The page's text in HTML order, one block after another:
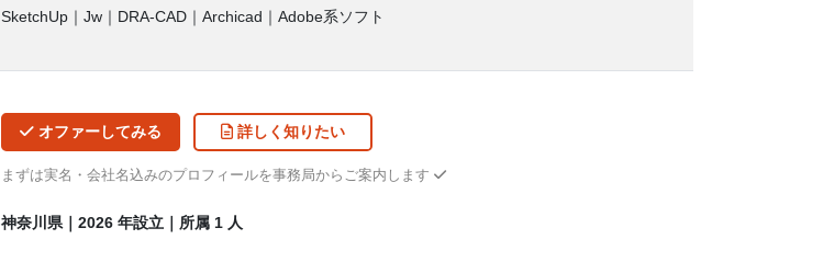
SketchUp｜Jw｜DRA-CAD｜Archicad｜Adobe系ソフト
オファーしてみる 詳しく 知りたい
まずは実名・会社名込みのプロフィールを事務局からご案内します
神奈川県｜2026 年設立｜所属 1 人